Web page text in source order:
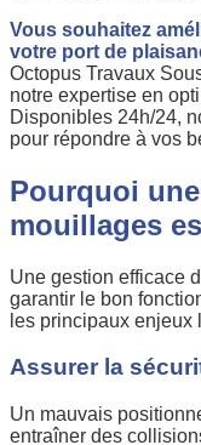
Vous souhaitez
votre port de
Octopus Travaux
notre expertise en
Disponibles 24h/24,
pour répondre à vos
Pourquoi
mouillages
Une gestion efficace
garantir le bon
les principaux enjeux
Assurer la
Un mauvais
entraîner des